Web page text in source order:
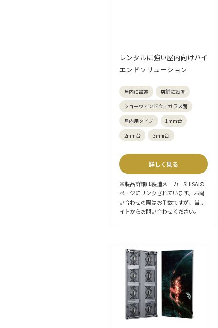
レンタルに強い屋内向けハイ
エンドソリューション
屋内に設置
店舗に設置
ショーウィンドウ／ガラス面
屋内用タイプ
1mm台
2mm台
3mm台
詳しく見る
※製品詳細は製造メーカーSHISAIの
ページにリンクされています。お問
い合わせの際はお手数ですが、当サ
イトからお問い合わせください。